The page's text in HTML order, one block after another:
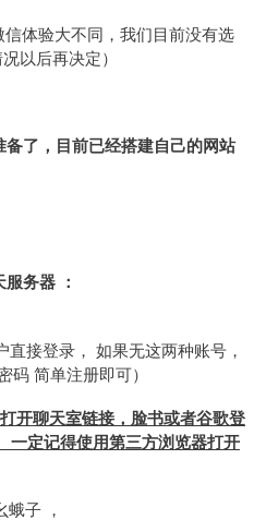
信体验大不同，我们目前没有选
以后再决定）
了，目前已经搭建自己的网站
务器 ：
接登录， 如果无这两种账号，
码 简单注册即可）
开聊天室链接，脸书或者谷歌登
一定记得使用第三方浏览器打开
子 ，